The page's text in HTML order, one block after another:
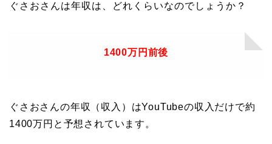
ぐさおさんは年収は、どれくらいなのでしょうか？
1400万円前後
ぐさおさんの年収（収入）はYouTubeの収入だけで約
1400万円と予想されています。